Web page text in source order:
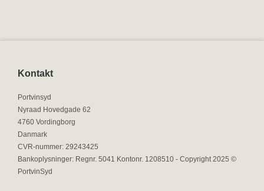
Kontakt
Portvinsyd
Nyraad Hovedgade 62
4760 Vordingborg
Danmark
CVR-nummer: 29243425
Bankoplysninger: Regnr. 5041 Kontonr. 1208510 - Copyright 2025 ©
PortvinSyd